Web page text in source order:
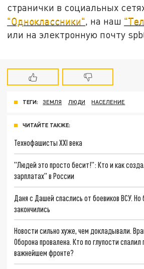
странички в социальных
"Одноклассники", на наш
или на электронную почту
ТЕГИ: ЗЕМЛЯ ЛЮДИ НАСЕЛЕНИЕ
ЧИТАЙТЕ ТАКЖЕ:
Технофашисты XXI века
"Людей это просто бесит!": Кто и как
зарплатах" в России
Даня с Дашей спаслись от боевиков ВСУ.
закончились
Новости сильно хуже, чем докладывали.
Оборона провалена. Кто по глупости
важнейшем фронте?